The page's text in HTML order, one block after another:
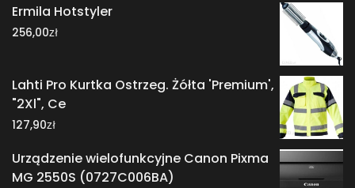
Ermila Hotstyler
256,00zł
Lahti Pro Kurtka Ostrzeg. Żółta 'Premium',
"2Xl", Ce
127,90zł
Urządzenie wielofunkcyjne Canon Pixma
MG 2550S (0727C006BA)